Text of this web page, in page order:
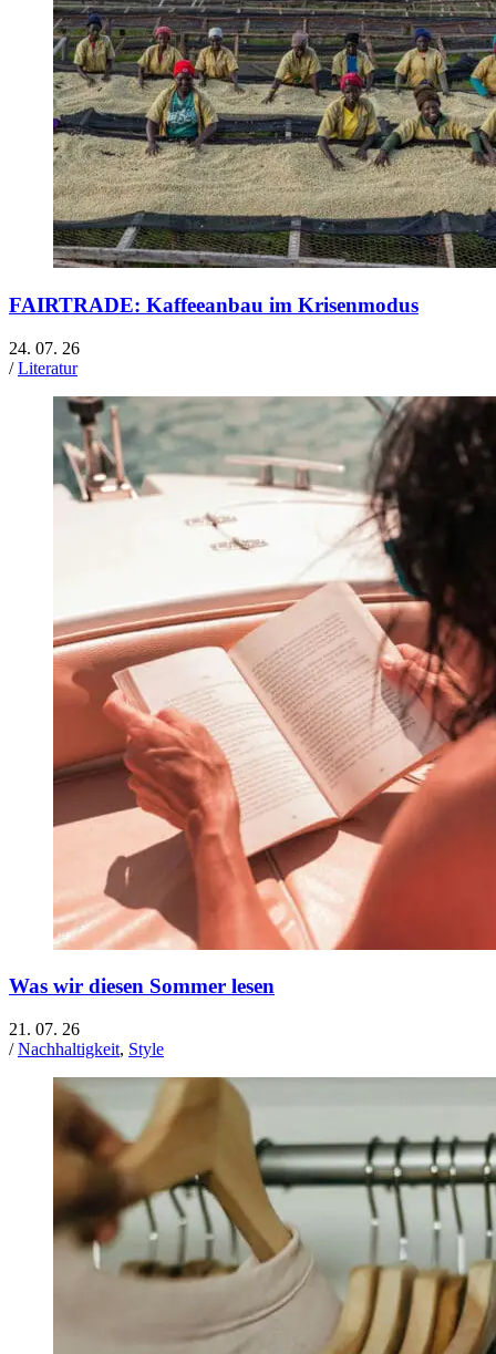
FAIRTRADE: Kaffeeanbau im Krisenmodus
24. 07. 26
/Literatur
Was wir diesen Sommer lesen
21. 07. 26
/Nachhaltigkeit, Style